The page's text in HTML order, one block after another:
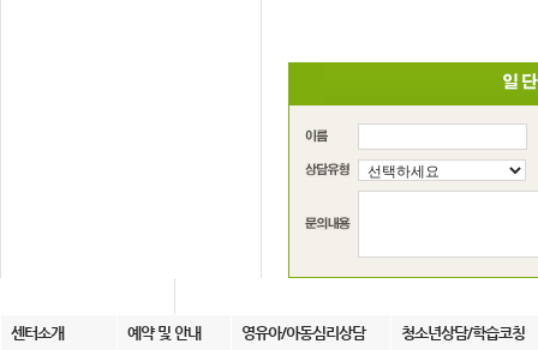
센터소개 예약 및 안내 영유아/아동심리상담 청소년상담/학습코칭